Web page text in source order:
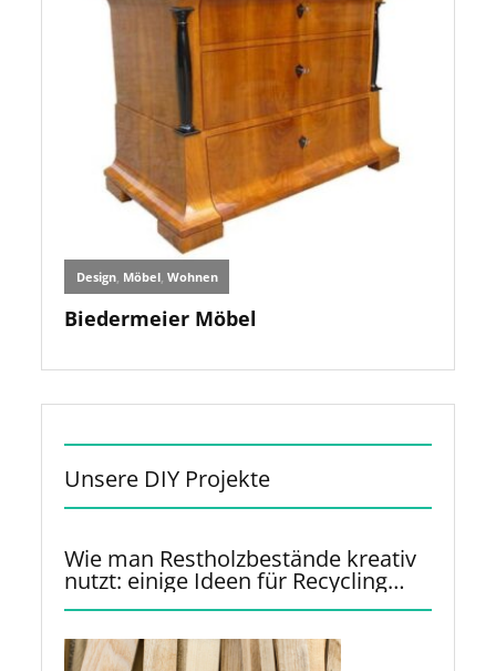
Unsere DIY Projekte
Wie man Restholzbestände kreativ
nutzt: einige Ideen für Recycling
und Upcycling